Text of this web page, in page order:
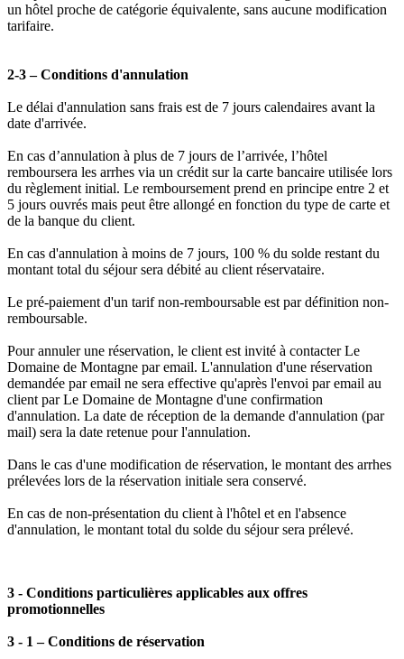
un hôtel proche de catégorie équivalente, sans aucune modification
tarifaire.
2-3 – Conditions d'annulation
Le délai d'annulation sans frais est de 7 jours calendaires avant la
date d'arrivée.
En cas d’annulation à plus de 7 jours de l’arrivée, l’hôtel
remboursera les arrhes via un crédit sur la carte bancaire utilisée lors
du règlement initial. Le remboursement prend en principe entre 2 et
5 jours ouvrés mais peut être allongé en fonction du type de carte et
de la banque du client.
En cas d'annulation à moins de 7 jours, 100 % du solde restant du
montant total du séjour sera débité au client réservataire.
Le pré-paiement d'un tarif non-remboursable est par définition non-
remboursable.
Pour annuler une réservation, le client est invité à contacter Le
Domaine de Montagne par email. L'annulation d'une réservation
demandée par email ne sera effective qu'après l'envoi par email au
client par Le Domaine de Montagne d'une confirmation
d'annulation. La date de réception de la demande d'annulation (par
mail) sera la date retenue pour l'annulation.
Dans le cas d'une modification de réservation, le montant des arrhes
prélevées lors de la réservation initiale sera conservé.
En cas de non-présentation du client à l'hôtel et en l'absence
d'annulation, le montant total du solde du séjour sera prélevé.
3 - Conditions particulières applicables aux offres
promotionnelles
3 - 1 – Conditions de réservation